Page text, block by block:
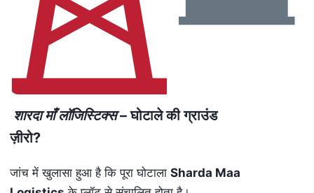
शारदा माँ लॉजिस्टिक्स– घोटाले की ग्राउंड
ज़ीरो?
जांच में खुलासा हुआ है कि पूरा घोटाला Sharda Maa